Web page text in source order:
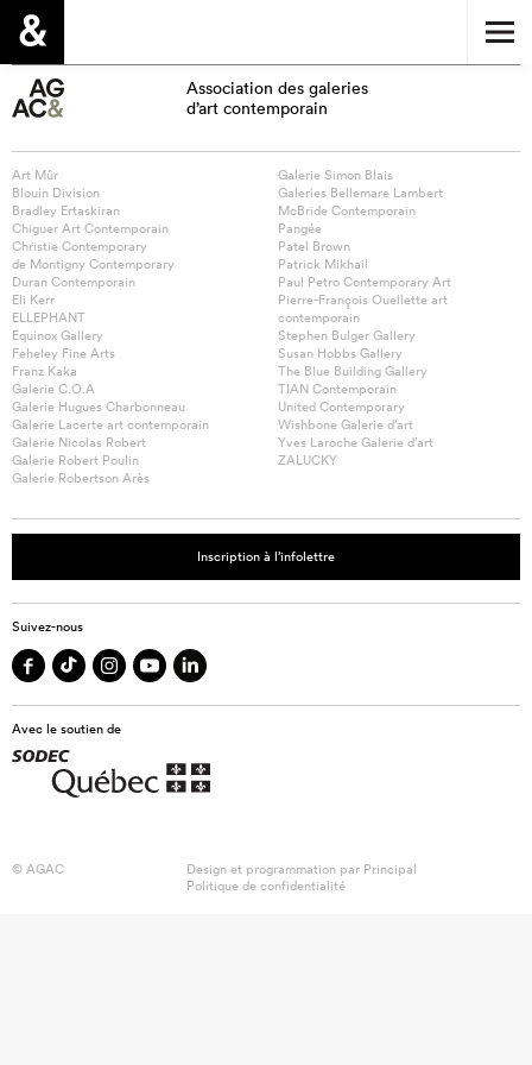
Association des galeries
d’art contemporain
Art Mûr
Blouin Division
Bradley Ertaskiran
Chiguer Art Contemporain
Christie Contemporary
de Montigny Contemporary
Duran Contemporain
Eli Kerr
ELLEPHANT
Equinox Gallery
Feheley Fine Arts
Franz Kaka
Galerie C.O.A
Galerie Hugues Charbonneau
Galerie Lacerte art contemporain
Galerie Nicolas Robert
Galerie Robert Poulin
Galerie Robertson Arès
Galerie Simon Blais
Galeries Bellemare Lambert
McBride Contemporain
Pangée
Patel Brown
Patrick Mikhail
Paul Petro Contemporary Art
Pierre-François Ouellette art
contemporain
Stephen Bulger Gallery
Susan Hobbs Gallery
The Blue Building Gallery
TIAN Contemporain
United Contemporary
Wishbone Galerie d’art
Yves Laroche Galerie d’art
ZALUCKY
Inscription à l’infolettre
Suivez-nous
Avec le soutien de
© AGAC Design et programmation par Principal
Politique de confidentialité